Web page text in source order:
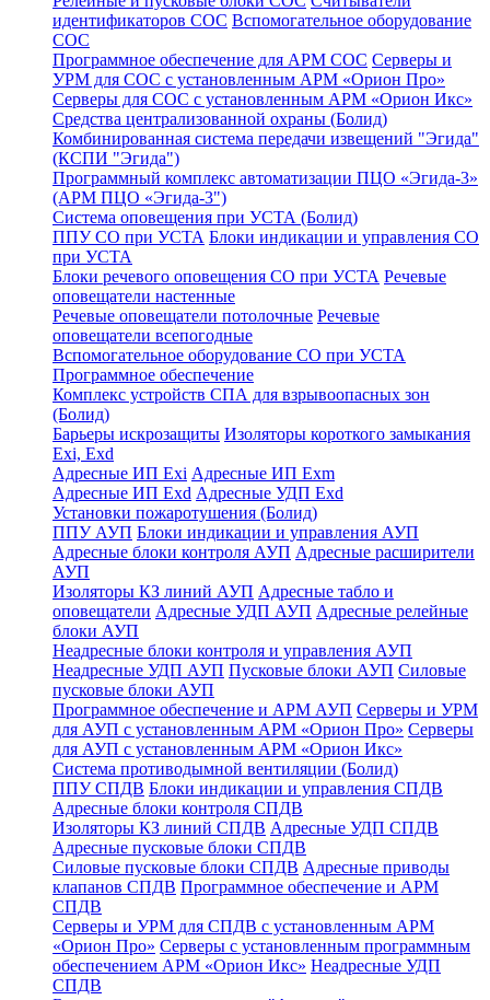
идентификаторов СОС Вспомогательное оборудование
СОС
Программное обеспечение для АРМ СОС Серверы и
УРМ для СОС с установленным АРМ «Орион Про»
Серверы для СОС с установленным АРМ «Орион Икс»
Средства централизованной охраны (Болид)
Комбинированная система передачи извещений "Эгида"
(КСПИ "Эгида")
Программный комплекс автоматизации ПЦО «Эгида-3»
(АРМ ПЦО «Эгида-3")
Система оповещения при УСТА (Болид)
ППУ СО при УСТА Блоки индикации и управления СО
при УСТА
Блоки речевого оповещения СО при УСТА Речевые
оповещатели настенные
Речевые оповещатели потолочные Речевые
оповещатели всепогодные
Вспомогательное оборудование СО при УСТА
Программное обеспечение
Комплекс устройств СПА для взрывоопасных зон
(Болид)
Барьеры искрозащиты Изоляторы короткого замыкания
Exi, Exd
Адресные ИП Exi Адресные ИП Exm
Адресные ИП Exd Адресные УДП Exd
Установки пожаротушения (Болид)
ППУ АУП Блоки индикации и управления АУП
Адресные блоки контроля АУП Адресные расширители
АУП
Изоляторы КЗ линий АУП Адресные табло и
оповещатели Адресные УДП АУП Адресные релейные
блоки АУП
Неадресные блоки контроля и управления АУП
Неадресные УДП АУП Пусковые блоки АУП Силовые
пусковые блоки АУП
Программное обеспечение и АРМ АУП Серверы и УРМ
для АУП с установленным АРМ «Орион Про» Серверы
для АУП с установленным АРМ «Орион Икс»
Система противодымной вентиляции (Болид)
ППУ СПДВ Блоки индикации и управления СПДВ
Адресные блоки контроля СПДВ
Изоляторы КЗ линий СПДВ Адресные УДП СПДВ
Адресные пусковые блоки СПДВ
Силовые пусковые блоки СПДВ Адресные приводы
клапанов СПДВ Программное обеспечение и АРМ
СПДВ
Серверы и УРМ для СПДВ с установленным АРМ
«Орион Про» Серверы с установленным программным
обеспечением АРМ «Орион Икс» Неадресные УДП
СПДВ